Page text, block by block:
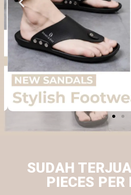
SUDAH
PIECES PER